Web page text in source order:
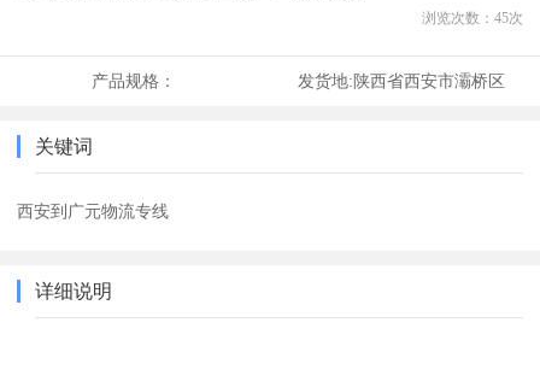
浏览次数： 45次
产品规格： 发货地:陕西省西安市灞桥区
关键词
西安到广元物流专线
详细说明